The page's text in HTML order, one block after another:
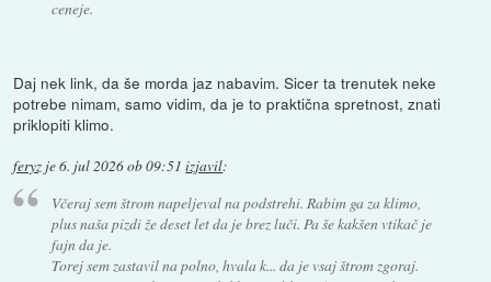
ceneje.
Daj nek link, da še morda jaz nabavim. Sicer ta trenutek neke
potrebe nimam, samo vidim, da je to praktična spretnost, znati
priklopiti klimo.
feryz je6. jul 2026 ob 09:51 izjavil:
Včeraj sem štrom napeljeval na podstrehi. Rabim ga za klimo,
plus naša pizdi že deset let da je brez luči. Pa še kakšen vtikač je
fajn da je.
Torej sem zastavil na polno, hvala k... da je vsaj štrom zgoraj.